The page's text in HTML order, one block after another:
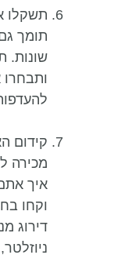
תשקלו
תומך
שונות.
קידום
מכירה
איך
דירוג